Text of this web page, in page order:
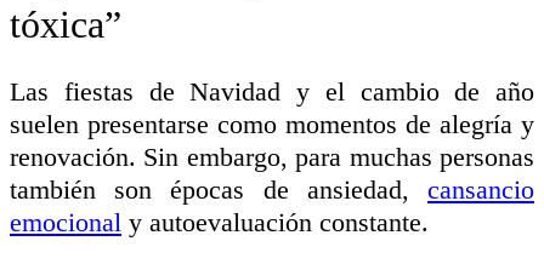
tóxica”
Las fiestas de Navidad y el cambio de año
suelen presentarse como momentos de alegría y
renovación. Sin embargo, para muchas personas
también son épocas de ansiedad, cansancio
emocional y autoevaluación constante.